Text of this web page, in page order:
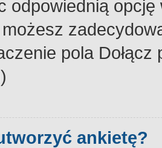
odpowiednią
pola
ankietę?